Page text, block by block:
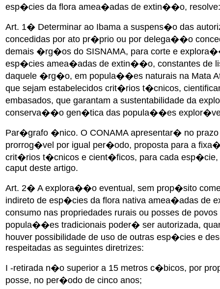
esp�cies da flora amea�adas de extin��o, resolve:
Art. 1� Determinar ao Ibama a suspens�o das
concedidas por ato pr�prio ou por delega��o
demais �rg�os do SISNAMA, para corte e
esp�cies amea�adas de extin��o, constantes de
daquele �rg�o, em popula��es naturais na Mata
que sejam estabelecidos crit�rios t�cnicos,
embasados, que garantam a sustentabilidade da
conserva��o gen�tica das popula��es
Par�grafo �nico. O CONAMA apresentar� no prazo
prorrog�vel por igual per�odo, proposta para a
crit�rios t�cnicos e cient�ficos, para cada esp�cie,
caput deste artigo.
Art. 2� A explora��o eventual, sem prop�sito
indireto de esp�cies da flora nativa amea�adas de
consumo nas propriedades rurais ou posses de
popula��es tradicionais poder� ser autorizada,
houver possibilidade de uso de outras esp�cies e
respeitadas as seguintes diretrizes:
I -retirada n�o superior a 15 metros c�bicos, por
posse, no per�odo de cinco anos;